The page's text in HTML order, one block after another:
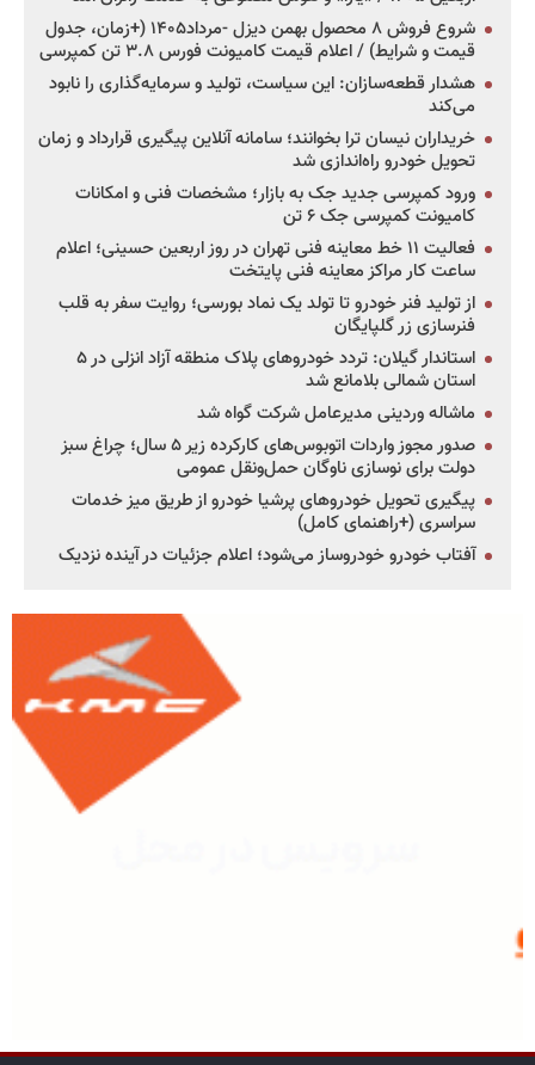
شروع فروش ۸ محصول بهمن دیزل -مرداد۱۴۰۵ (+زمان، جدول
قیمت و شرایط) / اعلام قیمت کامیونت فورس ۳.۸ تن کمپرسی
هشدار قطعه‌سازان: این سیاست، تولید و سرمایه‌گذاری را نابود
می‌کند
خریداران نیسان ترا بخوانند؛ سامانه آنلاین پیگیری قرارداد و زمان
تحویل خودرو راه‌اندازی شد
ورود کمپرسی جدید جک به بازار؛ مشخصات فنی و امکانات
کامیونت کمپرسی جک ۶ تن
فعالیت ۱۱ خط معاینه فنی تهران در روز اربعین حسینی؛ اعلام
ساعت کار مراکز معاینه فنی پایتخت
از تولید فنر خودرو تا تولد یک نماد بورسی؛ روایت سفر به قلب
فنرسازی زر گلپایگان
استاندار گیلان: تردد خودروهای پلاک منطقه آزاد انزلی در ۵
استان شمالی بلامانع شد
ماشاله وردینی مدیرعامل شرکت گواه شد
صدور مجوز واردات اتوبوس‌های کارکرده زیر ۵ سال؛ چراغ سبز
دولت برای نوسازی ناوگان حمل‌ونقل عمومی
پیگیری تحویل خودروهای پرشیا خودرو از طریق میز خدمات
سراسری (+راهنمای کامل)
آفتاب خودرو خودروساز می‌شود؛ اعلام جزئیات در آینده نزدیک